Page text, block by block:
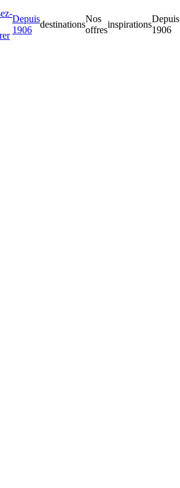
Depuis
1906
destinations
Nos
offres
inspirations
Depuis
1906